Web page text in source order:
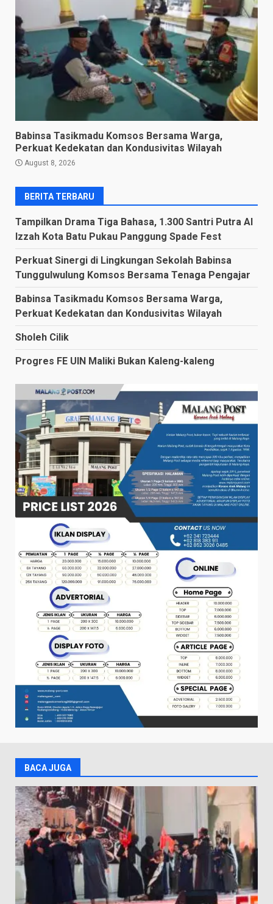
Babinsa Tasikmadu Komsos Bersama Warga,
Perkuat Kedekatan dan Kondusivitas Wilayah
August 8, 2026
BERITA TERBARU
Tampilkan Drama Tiga Bahasa, 1.300 Santri Putra Al
Izzah Kota Batu Pukau Panggung Spade Fest
Perkuat Sinergi di Lingkungan Sekolah Babinsa
Tunggulwulung Komsos Bersama Tenaga Pengajar
Babinsa Tasikmadu Komsos Bersama Warga,
Perkuat Kedekatan dan Kondusivitas Wilayah
Sholeh Cilik
Progres FE UIN Maliki Bukan Kaleng-kaleng
BACA JUGA